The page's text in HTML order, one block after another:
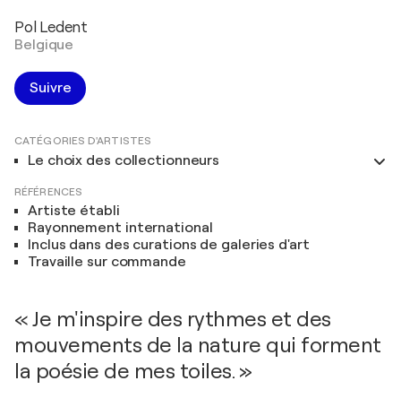
Pol Ledent
Belgique
Suivre
CATÉGORIES D'ARTISTES
Le choix des collectionneurs
RÉFÉRENCES
Artiste établi
Rayonnement international
Inclus dans des curations de galeries d'art
Travaille sur commande
« Je m'inspire des rythmes et des
mouvements de la nature qui forment
la poésie de mes toiles. »